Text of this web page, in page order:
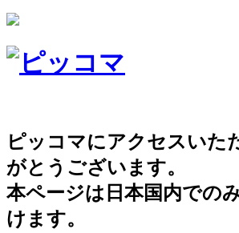
ピッコマにアクセスいた
がとうございます。
本ページは日本国内での
けます。